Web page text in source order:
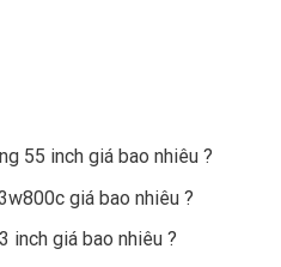
55 inch giá bao nhiêu ?
giá bao nhiêu ?
inch giá bao nhiêu ?